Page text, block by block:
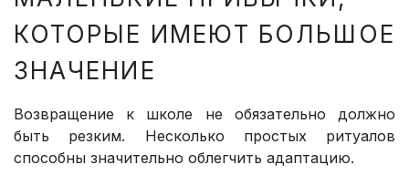
КОТОРЫЕ ИМЕЮТ БОЛЬШОЕ
ЗНАЧЕНИЕ
Возвращение к школе не обязательно должно
быть резким. Несколько простых ритуалов
способны значительно облегчить адаптацию.